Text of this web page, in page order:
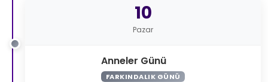
10
Pazar
Anneler Günü
FARKINDALIK GÜNÜ